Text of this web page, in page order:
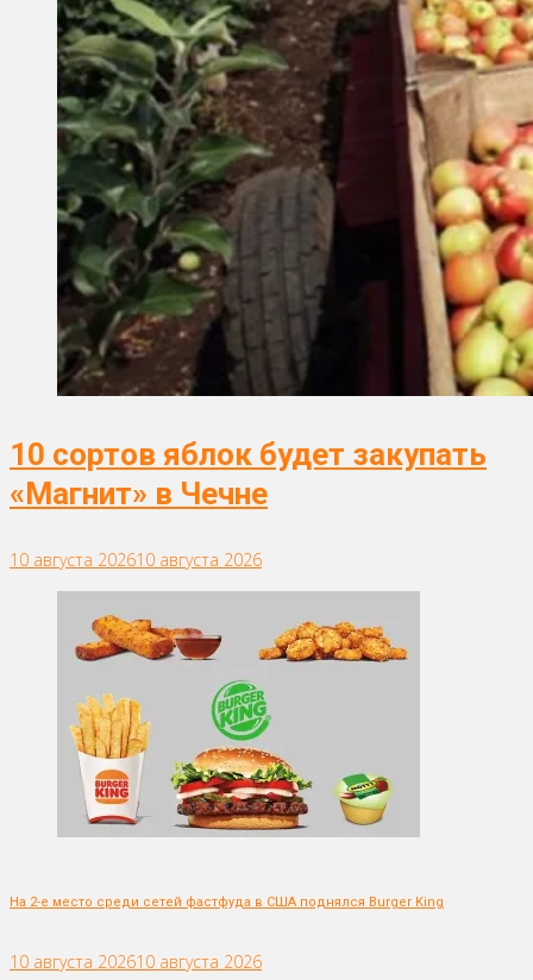
10 сортов яблок будет закупать
«Магнит» в Чечне
10 августа 202610 августа 2026
На 2-е место среди сетей фастфуда в США поднялся Burger King
10 августа 202610 августа 2026